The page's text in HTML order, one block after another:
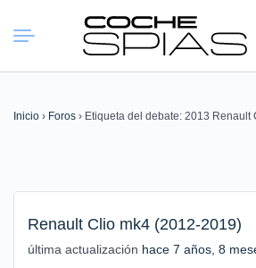
Buscar:
Inicio › Foros › Etiqueta del debate: 2013 Renault
Renault Clio mk4 (2012-2019)
última actualización hace 7 años, 8